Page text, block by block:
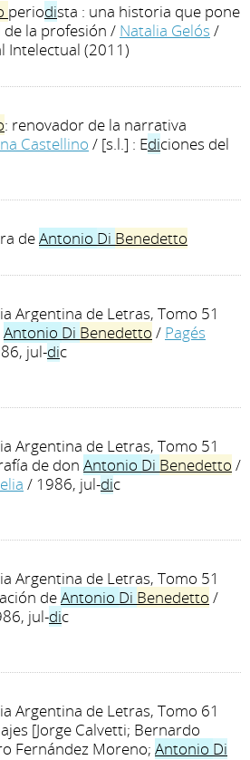
periodista : una historia que pone
la profesión / Natalia Gelós /
Intelectual (2011)
: renovador de la narrativa
Castellino / [s.l.] : Ediciones del
deAntonio Di Benedetto
Argentina de Letras, Tomo 51
Antonio Di Benedetto / Pagés
jul-dic
Argentina de Letras, Tomo 51
de don Antonio Di Benedetto /
/ 1986, jul-dic
Argentina de Letras, Tomo 51
deAntonio Di Benedetto /
jul-dic
Argentina de Letras, Tomo 61
[Jorge Calvetti; Bernardo
Fernández Moreno; Antonio Di